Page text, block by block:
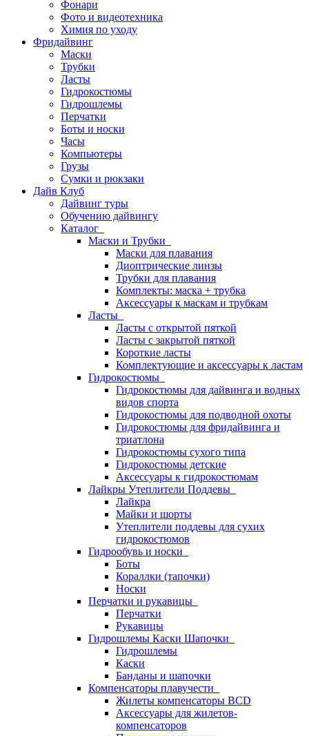
Фонари
Фото и видеотехника
Химия по уходу
Фридайвинг
Маски
Трубки
Ласты
Гидрокостюмы
Гидрошлемы
Перчатки
Боты и носки
Часы
Компьютеры
Грузы
Сумки и рюкзаки
Дайв Клуб
Дайвинг туры
Обучению дайвингу
Каталог
Маски и Трубки
Маски для плавания
Диоптрические линзы
Трубки для плавания
Комплекты: маска + трубка
Аксессуары к маскам и трубкам
Ласты
Ласты с открытой пяткой
Ласты с закрытой пяткой
Короткие ласты
Комплектующие и аксессуары к ластам
Гидрокостюмы
Гидрокостюмы для дайвинга и водных
видов спорта
Гидрокостюмы для подводной охоты
Гидрокостюмы для фридайвинга и
триатлона
Гидрокостюмы сухого типа
Гидрокостюмы детские
Аксессуары к гидрокостюмам
Лайкры Утеплители Поддевы
Лайкра
Майки и шорты
Утеплители поддевы для сухих
гидрокостюмов
Гидрообувь и носки
Боты
Кораллки (тапочки)
Носки
Перчатки и рукавицы
Перчатки
Рукавицы
Гидрошлемы Каски Шапочки
Гидрошлемы
Каски
Банданы и шапочки
Компенсаторы плавучести
Жилеты компенсаторы BCD
Аксессуары для жилетов-
компенсаторов